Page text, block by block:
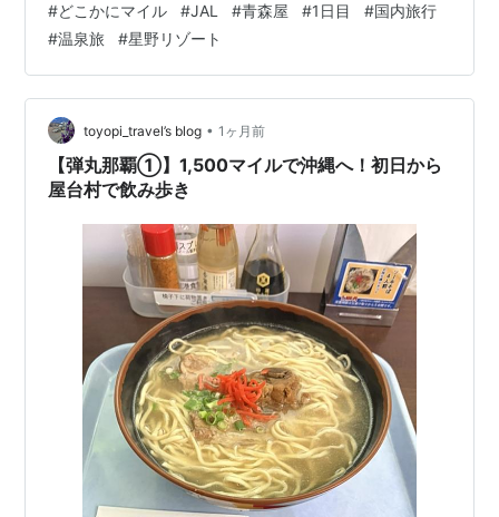
ごすをテーマにあまり下調べもせずの旅行でしたが、思
いの外めちゃくちゃ幸せで満足度の高い旅になったので
す！！！ 是非みなさんにも共有したくてブログを書いて
います。最後まで見ていただけたら嬉しいです 旅のスケ
ジュール 【1日目】 三沢空港→チェックイン→八食セン
ター→青森屋 【2日…
#どこかにマイル #JAL #青森屋 #1日目 #国内旅行
#温泉旅 #星野リゾート
toyopi_travel’s blog • 1ヶ月前
【弾丸那覇①】1,500マイルで沖縄へ！初日から
屋台村で飲み歩き